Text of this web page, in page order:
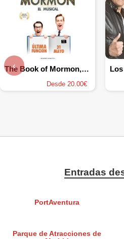
The Book of Mormon, el musical
Desde 20.00€
‹
Entradas
PortAventura
Parque de Atracciones de